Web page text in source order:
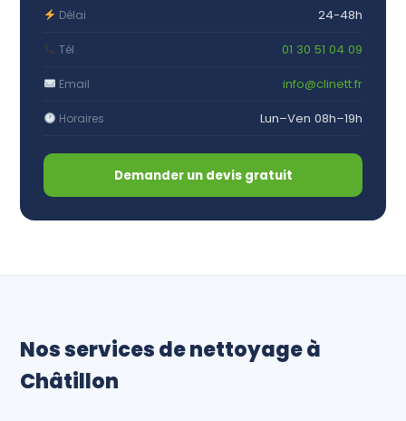
Délai 24-48h
Tél 01 30 51 04 09
Email info@clinett.fr
Horaires Lun–Ven 08h–19h
Demander un devis gratuit
Nos services de nettoyage à
Châtillon